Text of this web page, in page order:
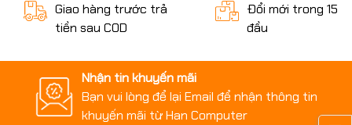
Giao hàng trước trả
tiền sau COD
Đổi mới trong 15
đầu
Nhận tin khuyến mãi
Bạn vui lòng để lại Email để nhận thông tin
khuyến mãi từ Han Computer